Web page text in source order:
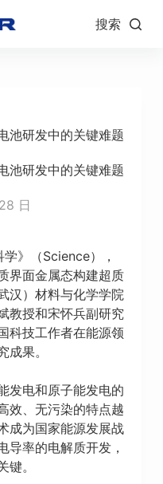
搜索
池研发中的关键难题
池研发中的关键难题
日
》（Science），
界面金属态构建超质
汉）材料与化学学院
教授和宋怀兵副研究
科技工作者在能源领
果。
发电和原子能发电的
效、无污染的特点越
成为国家能源发展战
导率的电解质开发，
。